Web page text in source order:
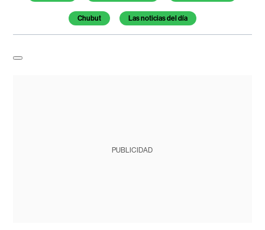
Chubut Las noticias del día
PUBLICIDAD